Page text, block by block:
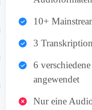
10+
3
6
angewendet
Nur eine